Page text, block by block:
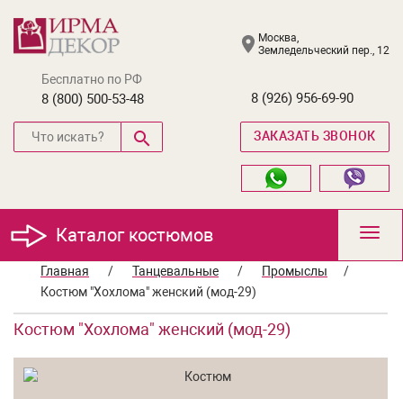
Москва,
Земледельческий пер., 12
Бесплатно по РФ
8 (800) 500-53-48 8 (926) 956-69-90
ЗАКАЗАТЬ ЗВОНОК
Каталог костюмов
Главная
/ Танцевальные / Промыслы
/
Костюм "Хохлома" женский (мод-29)
Костюм "Хохлома" женский (мод-29)